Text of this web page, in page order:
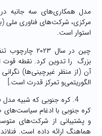
مدل همکاری‌های سه جانبه
مرکزی، شرکت‌های فناوری ملی
استوار است.
چین در سال
بزرگ را تدوین کرد. نقطه
آن (از منظر غیرچینی‌ها)
الگوریتمی‌و تمرکز قدرت است.]
کره جنوبی که شبیه
کره جنوبی با ادغام سیاست‌های
و پشتیبانی از شرکت‌های
هماهنگ ارائه داده است.